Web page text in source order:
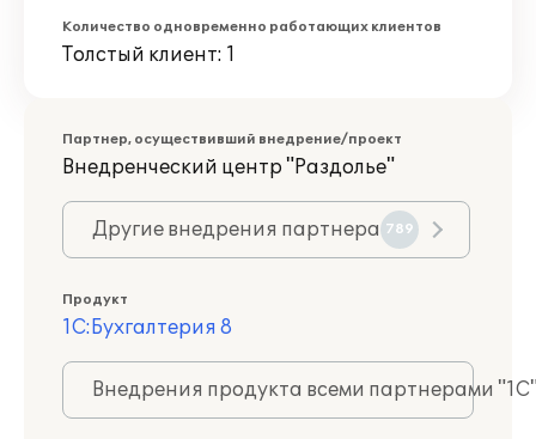
Количество одновременно работающих клиентов
Толстый клиент: 1
Партнер, осуществивший внедрение/проект
Внедренческий центр "Раздолье"
Другие внедрения партнера 789
Продукт
1С:Бухгалтерия 8
Внедрения продукта всеми партнерами